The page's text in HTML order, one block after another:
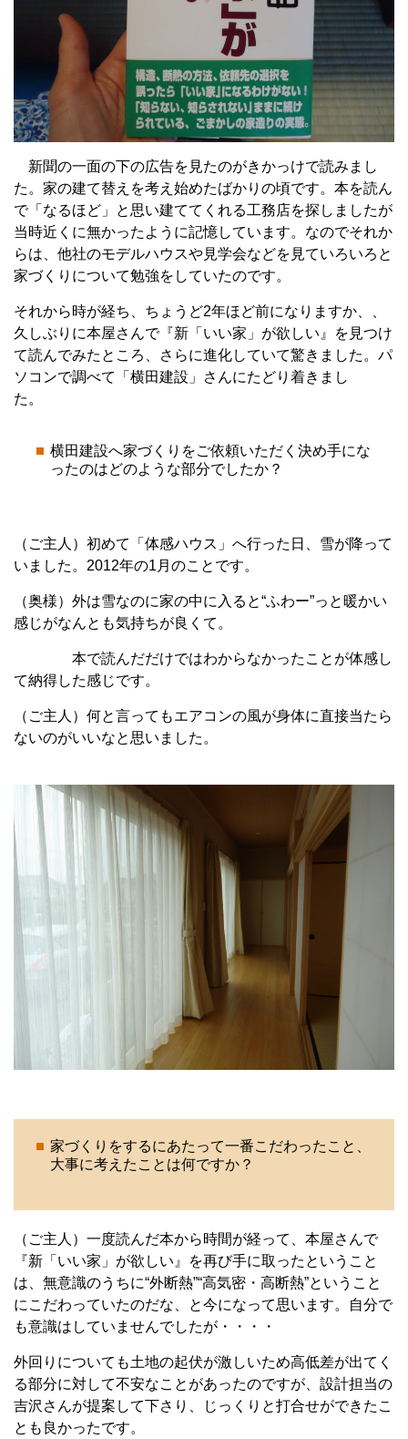
新聞の一面の下の広告を見たのがきかっけで読みまし
た。家の建て替えを考え始めたばかりの頃です。本を読ん
で「なるほど」と思い建ててくれる工務店を探しましたが
当時近くに無かったように記憶しています。なのでそれか
らは、他社のモデルハウスや見学会などを見ていろいろと
家づくりについて勉強をしていたのです。
それから時が経ち、ちょうど2年ほど前になりますか、、
久しぶりに本屋さんで『新「いい家」が欲しい』を見つけ
て読んでみたところ、さらに進化していて驚きました。パ
ソコンで調べて「横田建設」さんにたどり着きまし
た。
横田建設へ家づくりをご依頼いただく決め手にな
ったのはどのような部分でしたか？
（ご主人）初めて「体感ハウス」へ行った日、雪が降って
いました。2012年の1月のことです。
（奥様）外は雪なのに家の中に入ると“ふわー”っと暖かい
感じがなんとも気持ちが良くて。
本で読んだだけではわからなかったことが体感し
て納得した感じです。
（ご主人）何と言ってもエアコンの風が身体に直接当たら
ないのがいいなと思いました。
家づくりをするにあたって一番こだわったこと、
大事に考えたことは何ですか？
（ご主人）一度読んだ本から時間が経って、本屋さんで
『新「いい家」が欲しい』を再び手に取ったということ
は、無意識のうちに“外断熱”“高気密・高断熱”ということ
にこだわっていたのだな、と今になって思います。自分で
も意識はしていませんでしたが・・・・
外回りについても土地の起伏が激しいため高低差が出てく
る部分に対して不安なことがあったのですが、設計担当の
吉沢さんが提案して下さり、じっくりと打合せができたこ
とも良かったです。